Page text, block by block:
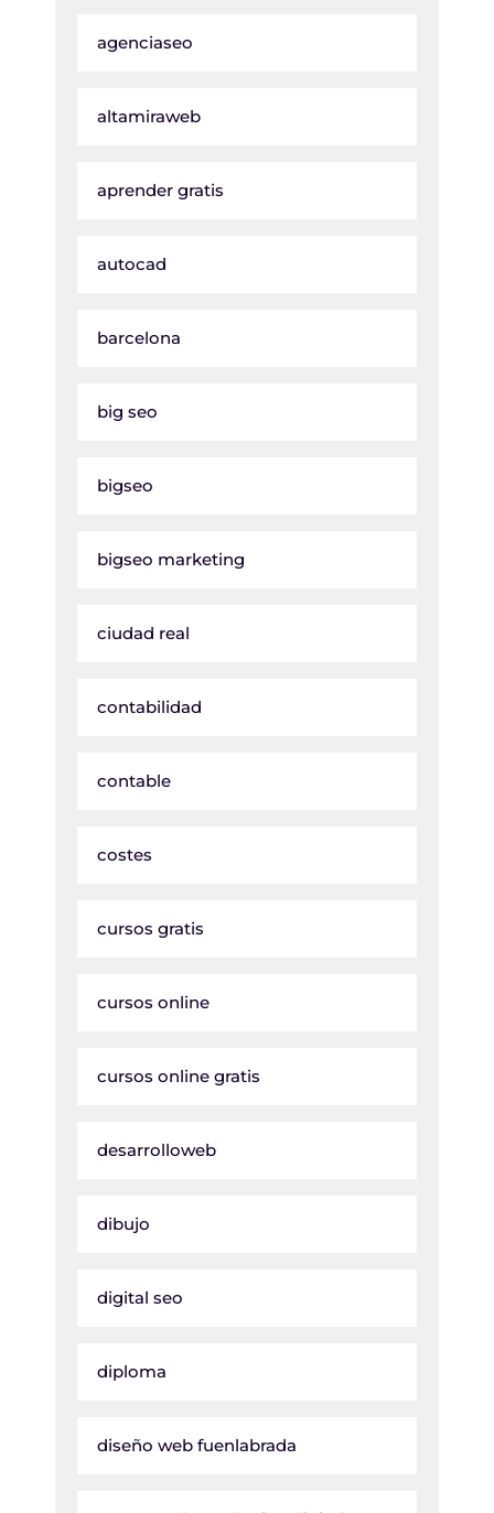
agenciaseo
altamiraweb
aprender gratis
autocad
barcelona
big seo
bigseo
bigseo marketing
ciudad real
contabilidad
contable
costes
cursos gratis
cursos online
cursos online gratis
desarrolloweb
dibujo
digital seo
diploma
diseño web fuenlabrada